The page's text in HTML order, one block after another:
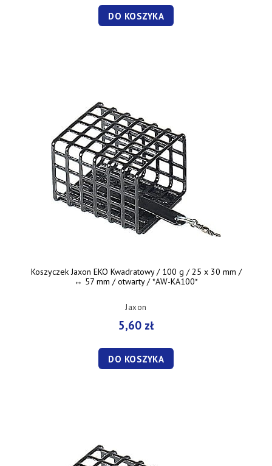
DO KOSZYKA
Koszyczek Jaxon EKO Kwadratowy / 100 g / 25 x 30 mm /
↔︎ 57 mm / otwarty / *AW-KA100*
Jaxon
5,60 zł
DO KOSZYKA